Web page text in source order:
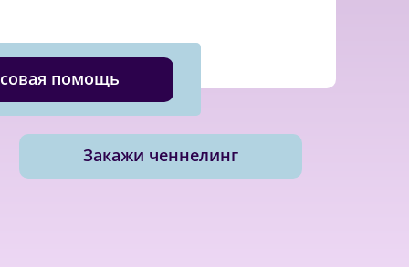
помощь
Закажи ченнелинг